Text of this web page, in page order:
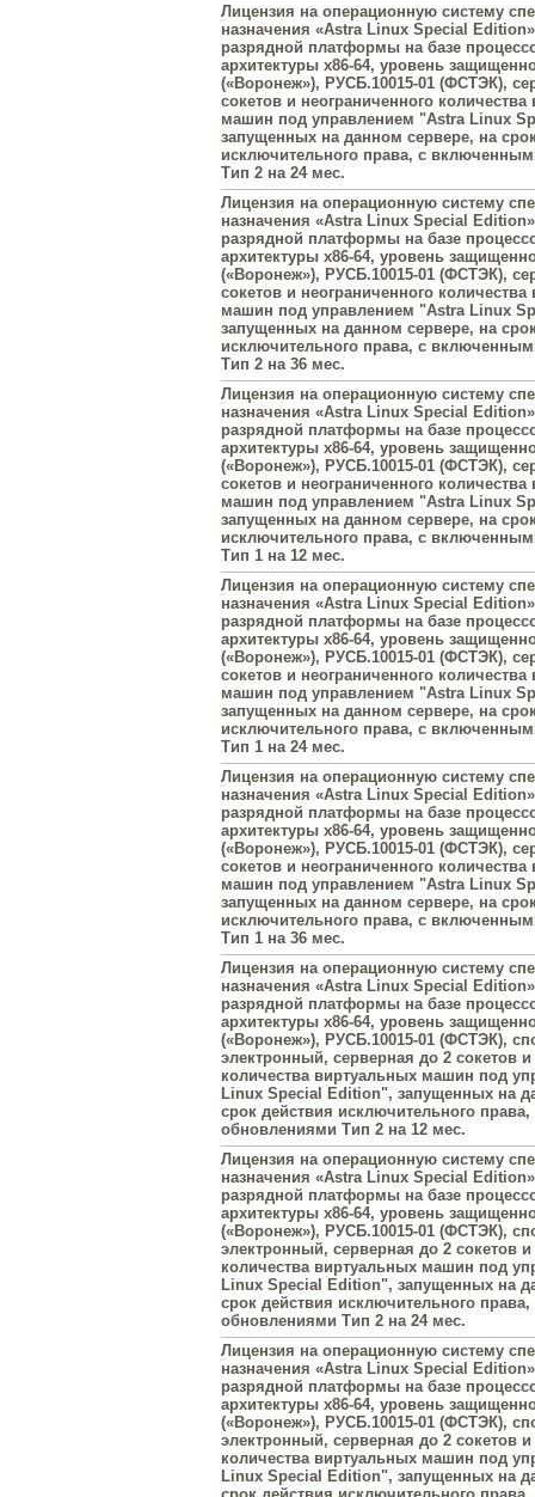
Лицензия на операционную систему
назначения «Astra Linux Special
разрядной платформы на базе
архитектуры х86-64, уровень
(«Воронеж»), РУСБ.10015-01 (ФСТЭК),
сокетов и неограниченного
машин под управлением "Astra Linux
запущенных на данном сервере, на
исключительного права, с
Тип 2 на 24 мес.
Лицензия на операционную систему
назначения «Astra Linux Special
разрядной платформы на базе
архитектуры х86-64, уровень
(«Воронеж»), РУСБ.10015-01 (ФСТЭК),
сокетов и неограниченного
машин под управлением "Astra Linux
запущенных на данном сервере, на
исключительного права, с
Тип 2 на 36 мес.
Лицензия на операционную систему
назначения «Astra Linux Special
разрядной платформы на базе
архитектуры х86-64, уровень
(«Воронеж»), РУСБ.10015-01 (ФСТЭК),
сокетов и неограниченного
машин под управлением "Astra Linux
запущенных на данном сервере, на
исключительного права, с
Тип 1 на 12 мес.
Лицензия на операционную систему
назначения «Astra Linux Special
разрядной платформы на базе
архитектуры х86-64, уровень
(«Воронеж»), РУСБ.10015-01 (ФСТЭК),
сокетов и неограниченного
машин под управлением "Astra Linux
запущенных на данном сервере, на
исключительного права, с
Тип 1 на 24 мес.
Лицензия на операционную систему
назначения «Astra Linux Special
разрядной платформы на базе
архитектуры х86-64, уровень
(«Воронеж»), РУСБ.10015-01 (ФСТЭК),
сокетов и неограниченного
машин под управлением "Astra Linux
запущенных на данном сервере, на
исключительного права, с
Тип 1 на 36 мес.
Лицензия на операционную систему
назначения «Astra Linux Special
разрядной платформы на базе
архитектуры х86-64, уровень
(«Воронеж»), РУСБ.10015-01 (ФСТЭК),
электронный, серверная до 2 сокетов и
количества виртуальных машин под
Linux Special Edition", запущенных на
срок действия исключительного
обновлениями Тип 2 на 12 мес.
Лицензия на операционную систему
назначения «Astra Linux Special
разрядной платформы на базе
архитектуры х86-64, уровень
(«Воронеж»), РУСБ.10015-01 (ФСТЭК),
электронный, серверная до 2 сокетов и
количества виртуальных машин под
Linux Special Edition", запущенных на
срок действия исключительного
обновлениями Тип 2 на 24 мес.
Лицензия на операционную систему
назначения «Astra Linux Special
разрядной платформы на базе
архитектуры х86-64, уровень
(«Воронеж»), РУСБ.10015-01 (ФСТЭК),
электронный, серверная до 2 сокетов и
количества виртуальных машин под
Linux Special Edition", запущенных на